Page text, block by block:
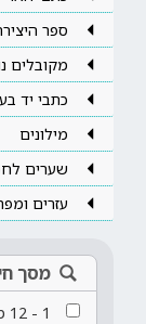
ספר
מקובלים
כתבי יד
מילונים
שערים
עזרים
מסך
1
-
12